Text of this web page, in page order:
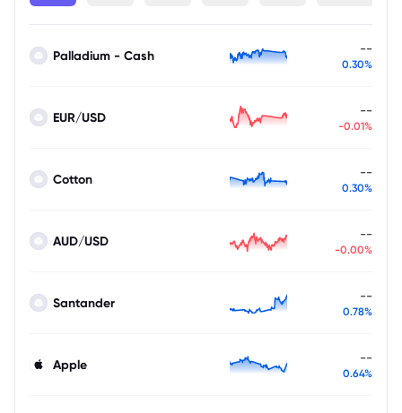
Palladium - Cash --
0.30%
EUR/USD --
-0.01%
Cotton --
0.30%
AUD/USD --
-0.00%
Santander --
0.78%
Apple --
0.64%